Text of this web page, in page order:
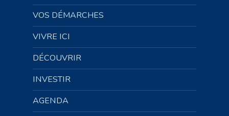
VOS DÉMARCHES
VIVRE ICI
DÉCOUVRIR
INVESTIR
AGENDA